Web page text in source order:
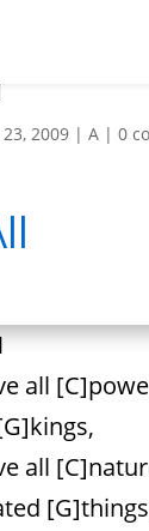
2009| A| 0
all
all